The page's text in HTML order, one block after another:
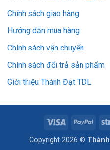
Chính sách giao hàng
Hướng dẫn mua hàng
Chính sách vận chuyển
Chính sách đổi trả sản phẩm
Giới thiệu Thành Đạt TDL
Visa
Copyright 2026 ©